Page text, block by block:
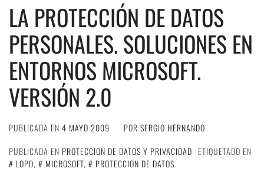
LA PROTECCIÓN DE DATOS
PERSONALES. SOLUCIONES EN
ENTORNOS MICROSOFT.
VERSIÓN 2.0
PUBLICADA EN 4 MAYO 2009 POR SERGIO HERNANDO
PUBLICADA EN PROTECCION DE DATOS Y PRIVACIDAD ETIQUETADO EN
LOPD, MICROSOFT,
PROTECCION DE DATOS